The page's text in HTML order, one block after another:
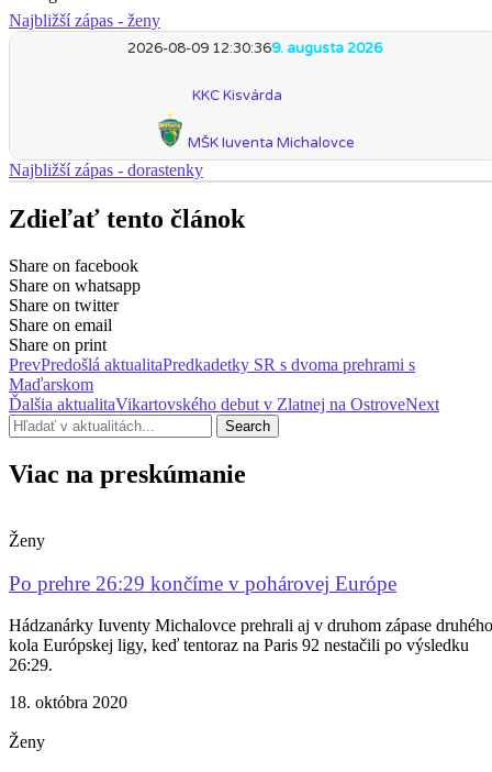
Najbližší zápas - ženy
2026-08-09 12:30:369. augusta 2026
KKC Kisvárda
MŠK Iuventa Michalovce
Najbližší zápas - dorastenky
Zdieľať tento článok
Share on facebook
Share on whatsapp
Share on twitter
Share on email
Share on print
PrevPredošlá aktualitaPredkadetky SR s dvoma prehrami s
Maďarskom
Ďalšia aktualitaVikartovského debut v Zlatnej na OstroveNext
Search
Viac na preskúmanie
Ženy
Po prehre 26:29 končíme v pohárovej Európe
Hádzanárky Iuventy Michalovce prehrali aj v druhom zápase druhého
kola Európskej ligy, keď tentoraz na Paris 92 nestačili po výsledku
26:29.
18. októbra 2020
Ženy